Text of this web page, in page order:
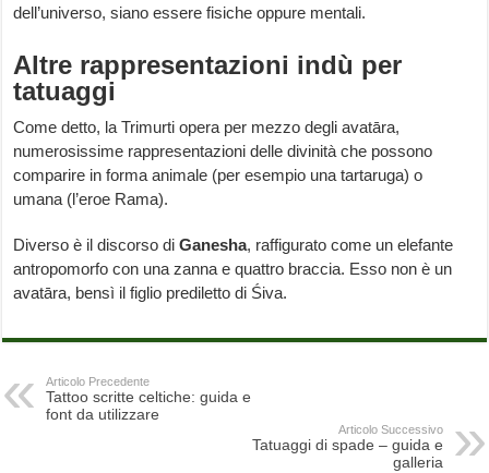
dell’universo, siano essere fisiche oppure mentali.
Altre rappresentazioni indù per
tatuaggi
Come detto, la Trimurti opera per mezzo degli avatāra,
numerosissime rappresentazioni delle divinità che possono
comparire in forma animale (per esempio una tartaruga) o
umana (l’eroe Rama).
Diverso è il discorso diGanesha, raffigurato come un elefante
antropomorfo con una zanna e quattro braccia. Esso non è un
avatāra, bensì il figlio prediletto di Śiva.
Articolo Precedente
Tattoo scritte celtiche: guida e
font da utilizzare
Articolo Successivo
Tatuaggi di spade – guida e
galleria